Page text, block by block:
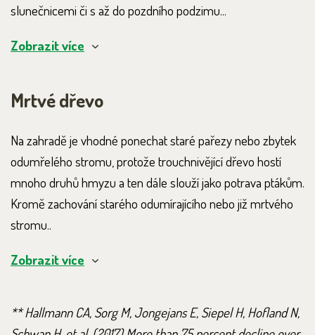
slunečnicemi či s až do pozdního podzimu...
Zobrazit více
Mrtvé dřevo
Na zahradě je vhodné ponechat staré pařezy nebo zbytek
odumřelého stromu, protože trouchnivějící dřevo hostí
mnoho druhů hmyzu a ten dále slouží jako potrava ptákům.
Kromě zachování starého odumírajícího nebo již mrtvého
stromu..
Zobrazit více
** Hallmann CA, Sorg M, Jongejans E, Siepel H, Hofland N,